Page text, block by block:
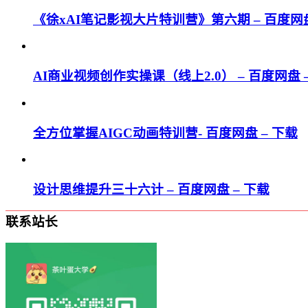
《徐xAI笔记影视大片特训营》第六期 – 百度网
AI商业视频创作实操课（线上2.0） – 百度网盘
全方位掌握AIGC动画特训营- 百度网盘 – 下载
设计思维提升三十六计 – 百度网盘 – 下载
联系站长